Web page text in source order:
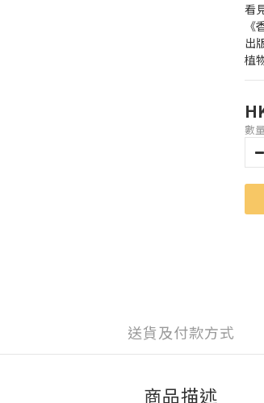
看
出
植
數
送貨及付款方式
商品描述